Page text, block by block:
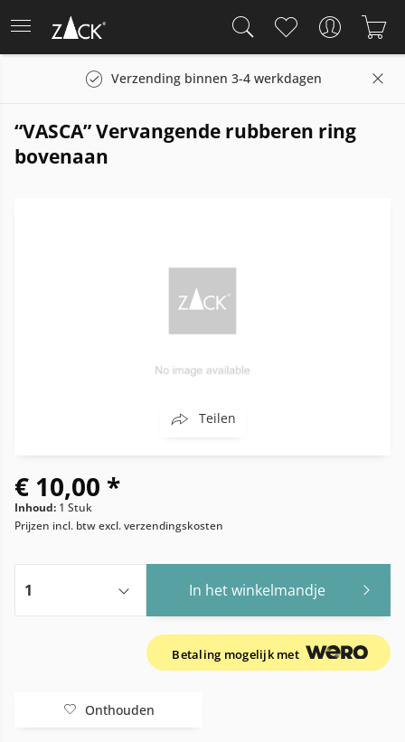
Verzending binnen 3-4 werkdagen
“VASCA” Vervangende rubberen ring
bovenaan
Teilen
€ 10,00 *
Inhoud: 1 Stuk
Prijzen incl. btwexcl. verzendingskosten
In het winkelmandje
Betaling mogelijk met
Onthouden